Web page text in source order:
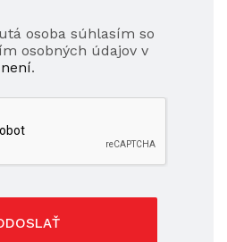
osoba súhlasím so
osobných údajov v
.